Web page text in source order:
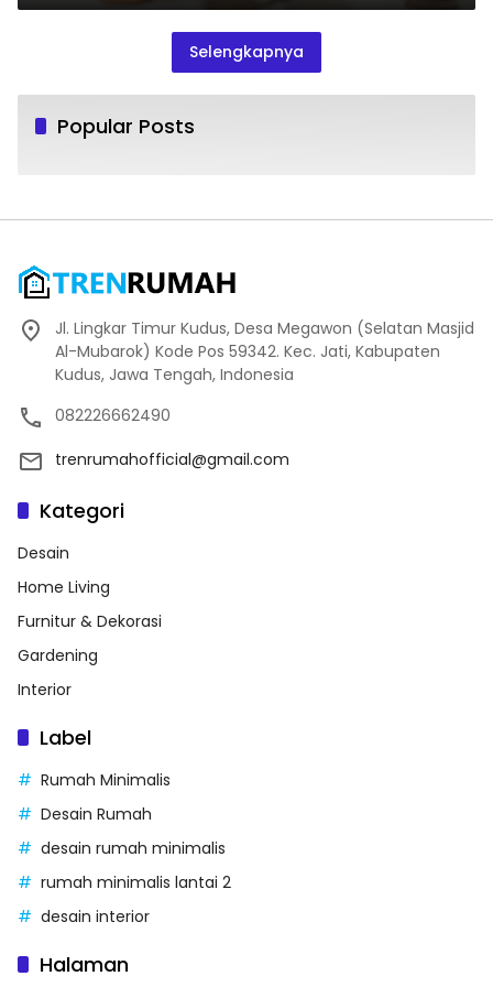
Selengkapnya
Popular Posts
Jl. Lingkar Timur Kudus, Desa Megawon (Selatan Masjid
Al-Mubarok) Kode Pos 59342. Kec. Jati, Kabupaten
Kudus, Jawa Tengah, Indonesia
082226662490
trenrumahofficial@gmail.com
Kategori
Desain
Home Living
Furnitur & Dekorasi
Gardening
Interior
Label
Rumah Minimalis
Desain Rumah
desain rumah minimalis
rumah minimalis lantai 2
desain interior
Halaman